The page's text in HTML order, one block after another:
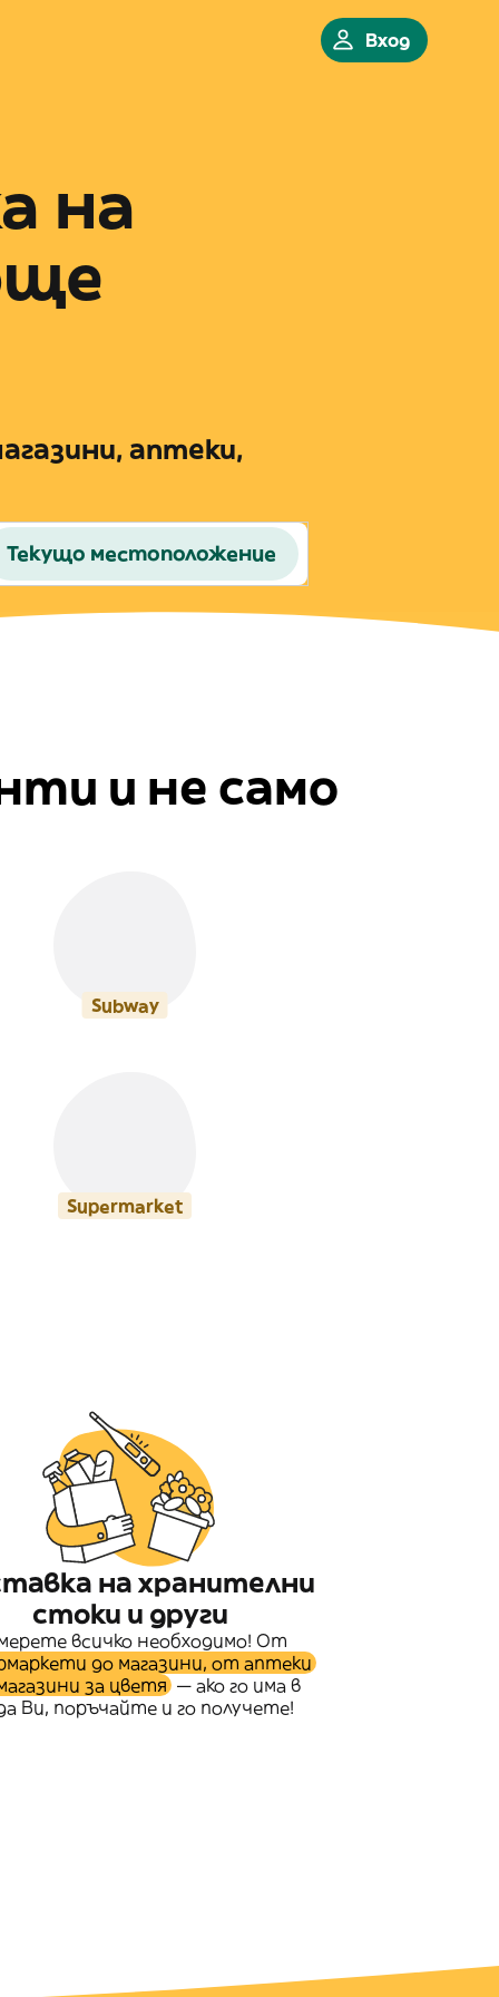
Вход
на
аптеки,
Текущо местоположение
и не само
Subway
Supermarket
на хранителни
стоки и други
всичко необходимо! От
до магазини, от аптеки
за цветя — ако го има в
Ви, поръчайте и го получете!